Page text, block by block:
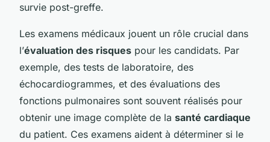
survie post-greffe.
Les examens médicaux jouent un rôle crucial dans
l’évaluation des risques pour les candidats. Par
exemple, des tests de laboratoire, des
échocardiogrammes, et des évaluations des
fonctions pulmonaires sont souvent réalisés pour
obtenir une image complète de la santé cardiaque
du patient. Ces examens aident à déterminer si le